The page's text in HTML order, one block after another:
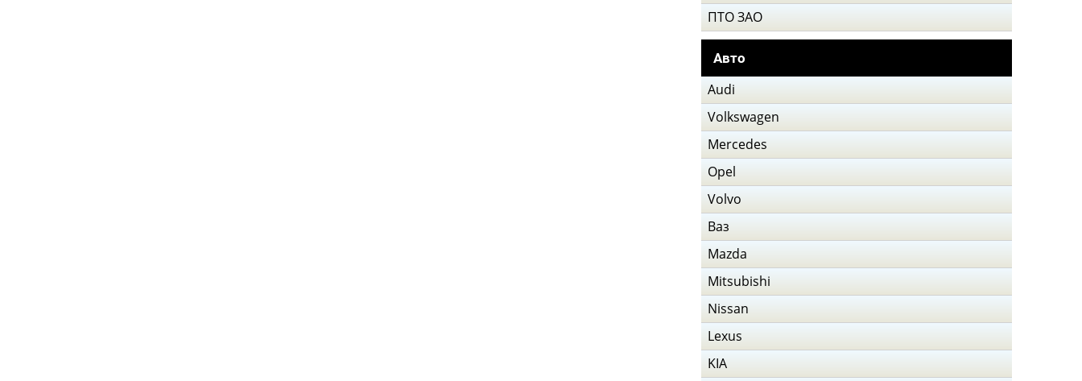
ПТО ЗАО
Авто
Audi
Volkswagen
Mercedes
Opel
Volvo
Ваз
Mazda
Mitsubishi
Nissan
Lexus
KIA